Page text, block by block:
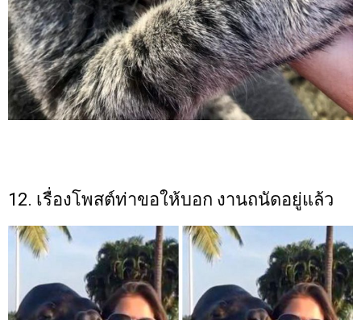
12. เรื่องโพสต์ท่าขอให้บอก งานถนัดอยู่แล้ว